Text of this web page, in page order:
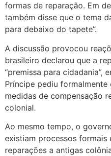
formas de reparação. Em
também disse que o tema
para debaixo do tapete”.
A discussão provocou
brasileiro declarou que a
“premissa para cidadania”,
Príncipe pediu
medidas de compensação
colonial.
Ao mesmo tempo, o
existiam processos formais
reparações a antigas